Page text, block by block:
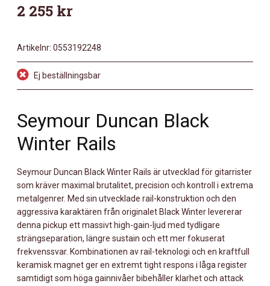
2 255 kr
Artikelnr: 0553192248
Ej beställningsbar
Seymour Duncan Black
Winter Rails
Seymour Duncan Black Winter Rails är utvecklad för gitarrister
som kräver maximal brutalitet, precision och kontroll i extrema
metalgenrer. Med sin utvecklade rail-konstruktion och den
aggressiva karaktären från originalet Black Winter levererar
denna pickup ett massivt high-gain-ljud med tydligare
strängseparation, längre sustain och ett mer fokuserat
frekvenssvar. Kombinationen av rail-teknologi och en kraftfull
keramisk magnet ger en extremt tight respons i låga register
samtidigt som höga gainnivåer bibehåller klarhet och attack